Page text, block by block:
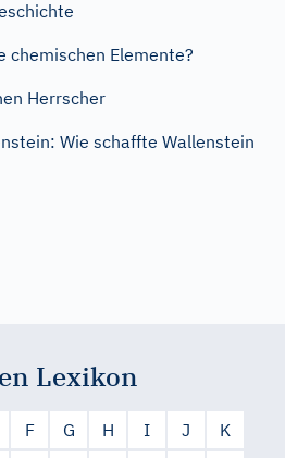
chemischen Elemente?
Herrscher
Wie schaffte Wallenstein
Lexikon
F G H I J
K